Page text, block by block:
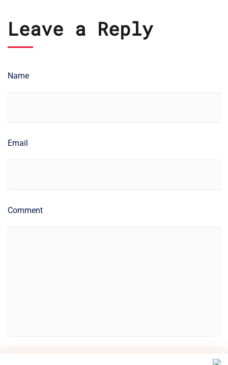
Leave a Reply
Name
Email
Comment